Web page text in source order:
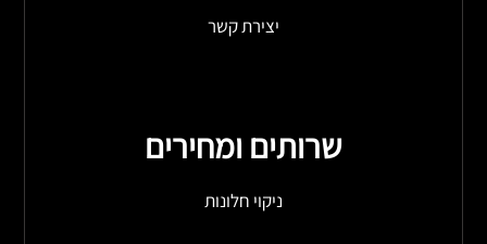
יצירת קשר
שרותים ומחירים
ניקוי חלונות